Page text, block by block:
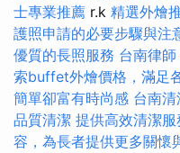
士專業推薦 r.k 精選外燴
護照申請的必要步驟與注
優質的長照服務 台南律
索buffet外燴價格，滿足
簡單卻富有時尚感 台南
品質清潔 提供高效清潔
容，為長者提供更多關懷